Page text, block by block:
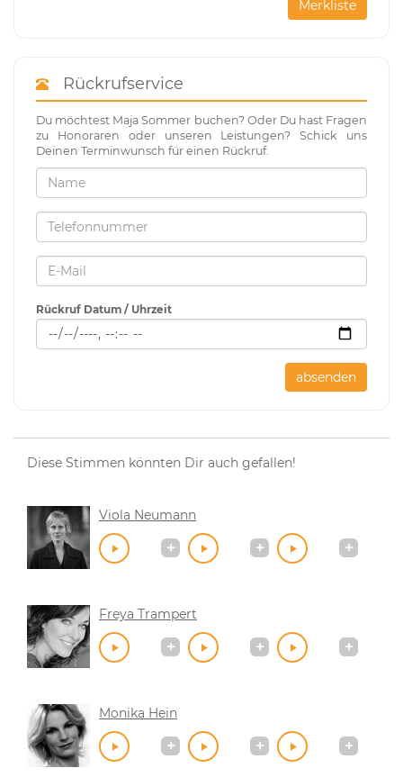
Merkliste
Rückrufservice
Du möchtest Maja Sommer buchen? Oder Du hast Fragen
zu Honoraren oder unseren Leistungen? Schick uns
Deinen Terminwunsch für einen Rückruf.
Rückruf Datum / Uhrzeit
absenden
Diese Stimmen könnten Dir auch gefallen!
Viola Neumann
Freya Trampert
Monika Hein